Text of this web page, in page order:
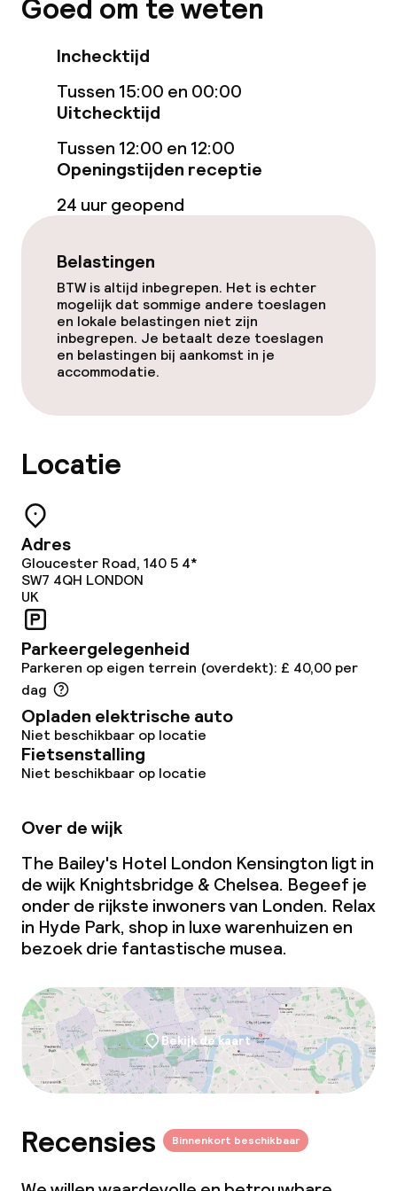
Bar
Eet- en drinkdiensten
Lunch, vast menu
Diner à la carte
Diner, vast menu
Dieetopties
Vegetarische opties
Schoonmaakvoorzieningen
Wasservice
Zakelijke faciliteiten
Conferentieruimte
Beleid
Overal rookvrij
Goed om te weten
Inchecktijd
Tussen 15:00 en 00:00
Uitchecktijd
Tussen 12:00 en 12:00
Openingstijden receptie
24 uur geopend
Belastingen
BTW is altijd inbegrepen. Het is echter
mogelijk dat sommige andere toeslagen
en lokale belastingen niet zijn
inbegrepen. Je betaalt deze toeslagen
en belastingen bij aankomst in je
accommodatie.
Locatie
Adres
Gloucester Road, 140 5 4*
SW7 4QH LONDON
UK
Parkeergelegenheid
Parkeren op eigen terrein (overdekt): £ 40,00 per
dag
Opladen elektrische auto
Niet beschikbaar op locatie
Fietsenstalling
Niet beschikbaar op locatie
Over de wijk
The Bailey's Hotel London Kensington ligt in
de wijk Knightsbridge & Chelsea. Begeef je
onder de rijkste inwoners van Londen. Relax
in Hyde Park, shop in luxe warenhuizen en
bezoek drie fantastische musea.
Bekijk de kaart
Recensies Binnenkort beschikbaar